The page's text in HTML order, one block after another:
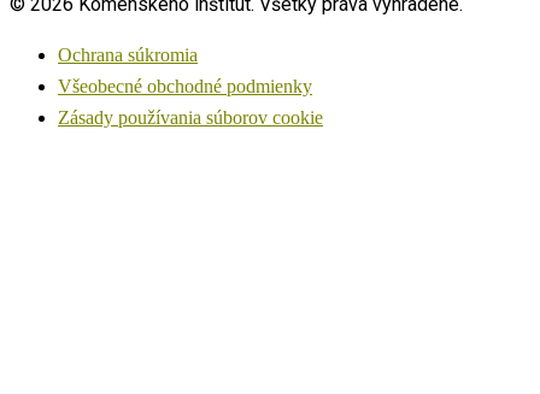
Ochrana súkromia
Všeobecné obchodné podmienky
Zásady používania súborov cookie